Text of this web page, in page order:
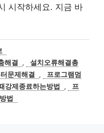
시작하세요. 지금 바
해결 ,
설치오류해결총
문제해결 ,
프로그램멈
강제종료하는방법 ,
프
법